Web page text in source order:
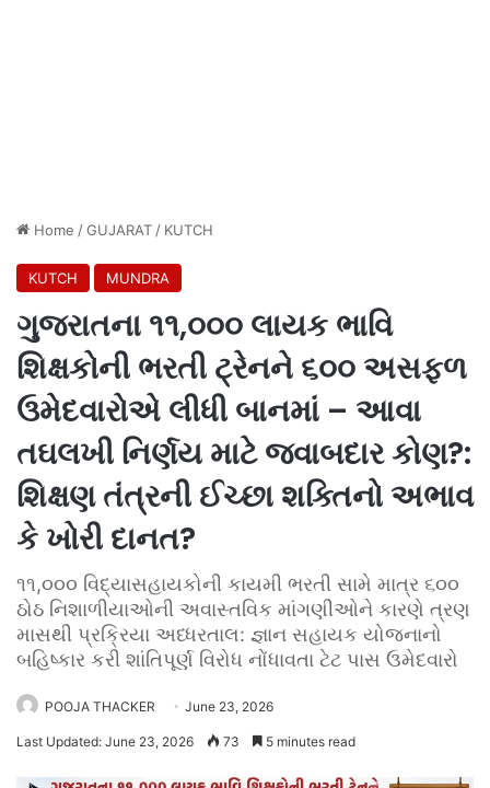
Home /GUJARAT / KUTCH
KUTCH MUNDRA
ગુજરાતના ૧૧,૦૦૦ લાયક ભાવિ
શિક્ષકોની ભરતી ટ્રેનને ૬૦૦ અસફળ
ઉમેદવારોએ લીધી બાનમાં – આવા
તઘલખી નિર્ણય માટે જવાબદાર કોણ?:
શિક્ષણ તંત્રની ઈચ્છા શક્તિનો અભાવ
કે ખોરી દાનત?
૧૧,૦૦૦ વિદ્યાસહાયકોની કાયમી ભરતી સામે માત્ર ૬૦૦
ઠોઠ નિશાળીયાઓની અવાસ્તવિક માંગણીઓને કારણે ત્રણ
માસથી પ્રક્રિયા અધ્ધરતાલ: જ્ઞાન સહાયક યોજનાનો
બહિષ્કાર કરી શાંતિપૂર્ણ વિરોધ નોંધાવતા ટેટ પાસ ઉમેદવારો
POOJA THACKER June 23, 2026
Last Updated: June 23, 2026 73 5 minutes read